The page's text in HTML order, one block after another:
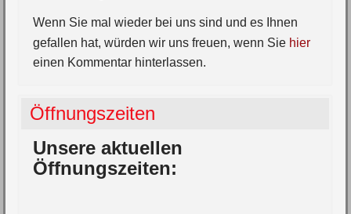
Wenn Sie mal wieder bei uns sind und es Ihnen
gefallen hat, würden wir uns freuen, wenn Sie hier
einen Kommentar hinterlassen.
Öffnungszeiten
Unsere aktuellen
Öffnungszeiten: